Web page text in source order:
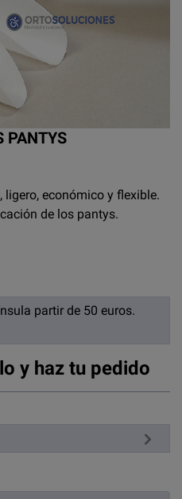
PANTYS
ligero, económico y flexible.
de los pantys.
partir de 50 euros.
y haz tu pedido